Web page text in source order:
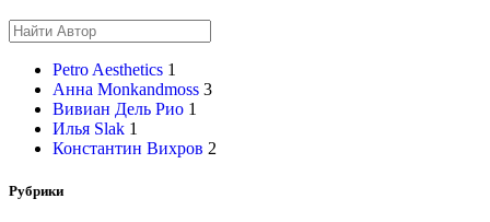
Petro Aesthetics 1
Анна Monkandmoss 3
Вивиан Дель Рио 1
Илья Slak 1
Константин Вихров 2
Рубрики